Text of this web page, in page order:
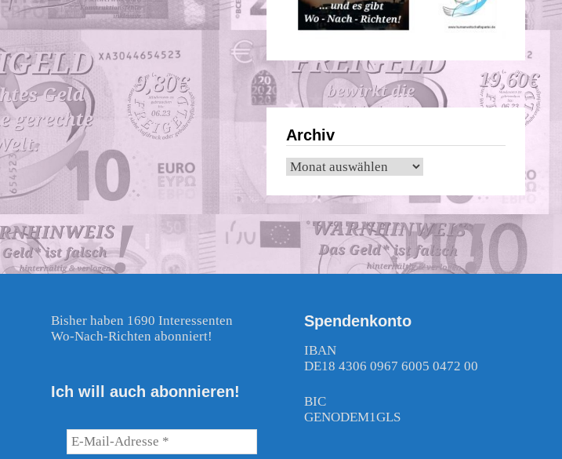
Archiv
Archiv
Bisher haben 1690 Interessenten
Wo-Nach-Richten abonniert!
Ich will auch abonnieren!
Spendenkonto
IBAN
DE18 4306 0967 6005 0472 00
BIC
GENODEM1GLS